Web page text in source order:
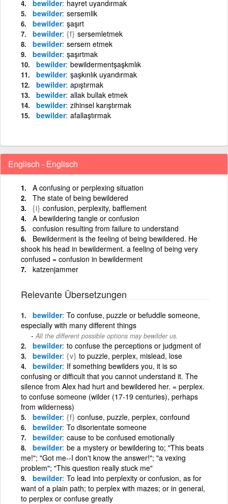
bewilder hayret uyandırmak
bewilder sersemlik
bewilder şaşırt
bewilder {f} sersemletmek
bewilder sersem etmek
bewilder şaşırtmak
bewilder bewildermentşaşkmlık
bewilder şaşkınlık uyandırmak
bewilder apıştırmak
bewilder allak bullak etmek
bewilder zihinsel karıştırmak
bewilder afallaştırmak
Englisch - Englisch
A confusing or perplexing situation
The state of being bewildered
{i} confusion, perplexity, bafflement
A bewildering tangle or confusion
confusion resulting from failure to understand
Bewilderment is the feeling of being bewildered. He
shook his head in bewilderment. a feeling of being very
confused = confusion in bewilderment
katzenjammer
Relevante Übersetzungen
bewilder To confuse, puzzle or befuddle someone,
especially with many different things
All the different possible options may bewilder us.
bewilder to confuse the perceptions or judgment of
bewilder {v} to puzzle, perplex, mislead, lose
bewilder If something bewilders you, it is so
confusing or difficult that you cannot understand it. The
silence from Alex had hurt and bewildered her. = perplex.
to confuse someone (wilder (17-19 centuries), perhaps
from wilderness)
bewilder {f} confuse, puzzle, perplex, confound
bewilder To disorientate someone
bewilder cause to be confused emotionally
bewilder be a mystery or bewildering to; "This beats
me!"; "Got me--I don't know the answer!"; "a vexing
problem"; "This question really stuck me"
bewilder To lead into perplexity or confusion, as for
want of a plain path; to perplex with mazes; or in general,
to perplex or confuse greatly